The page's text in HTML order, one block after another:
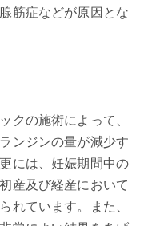
筋症などが原因とな
クの施術によって、
ンジンの量が減少す
には、妊娠期間中の
産及び経産において
れています。また、